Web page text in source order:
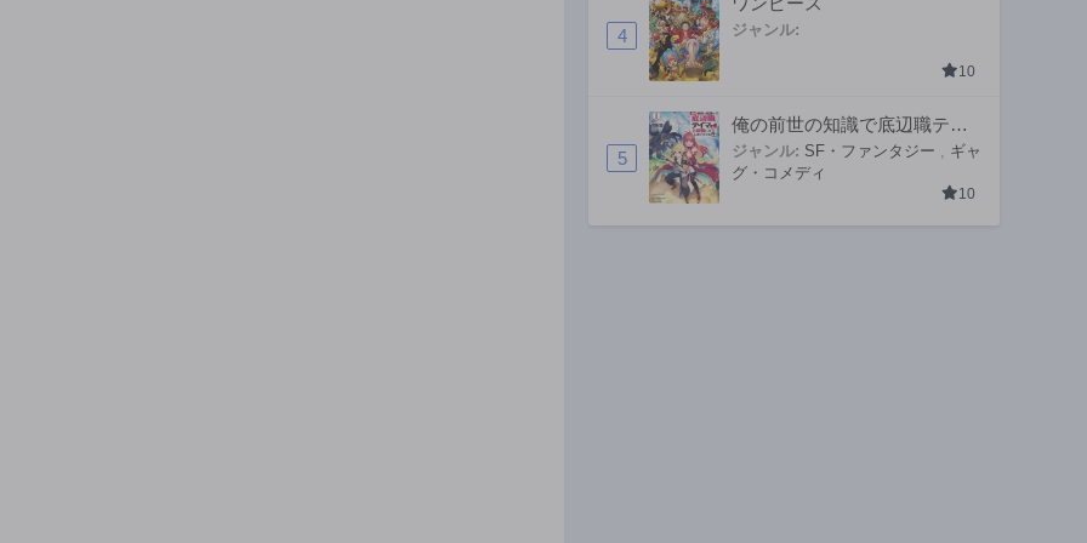
4 ジャンル:
10
5
俺の前世の知識で底辺職テイ
マーが上級職になってしまい
そうな件
ジャンル: SF・ファンタジー , ギャ
グ・コメディ
10